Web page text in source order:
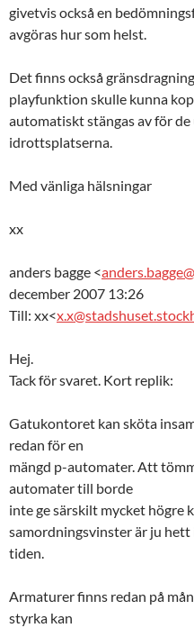
givetvis också en
avgöras hur som helst.
Det finns också
playfunktion skulle kunna
automatiskt stängas av för
idrottsplatserna.
Med vänliga hälsningar
xx
anders bagge <
december 2007 13:26
Till: xx<
Hej.
Tack för svaret. Kort replik:
Gatukontoret kan sköta
redan för en
mängd p-automater. Att
automater till borde
inte ge särskilt mycket högre
samordningsvinster är ju
tiden.
Armaturer finns redan på
styrka kan